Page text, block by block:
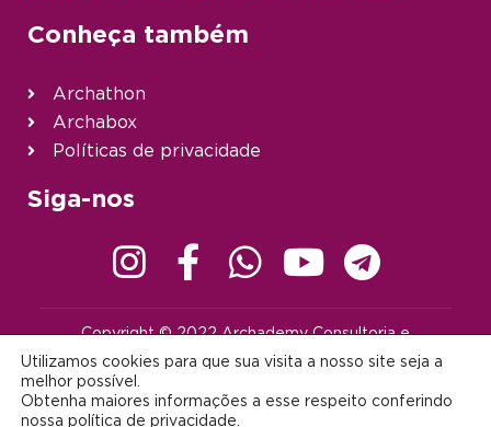
Conheça também
Archathon
Archabox
Políticas de privacidade
Siga-nos
Copyright © 2022 Archademy Consultoria e
reservados |contato@archademy.com.br |
Desenvolvido por:
Utilizamos cookies para que sua visita a nosso site seja a
melhor possível.
Obtenha maiores informações a esse respeito conferindo
nossa política de privacidade